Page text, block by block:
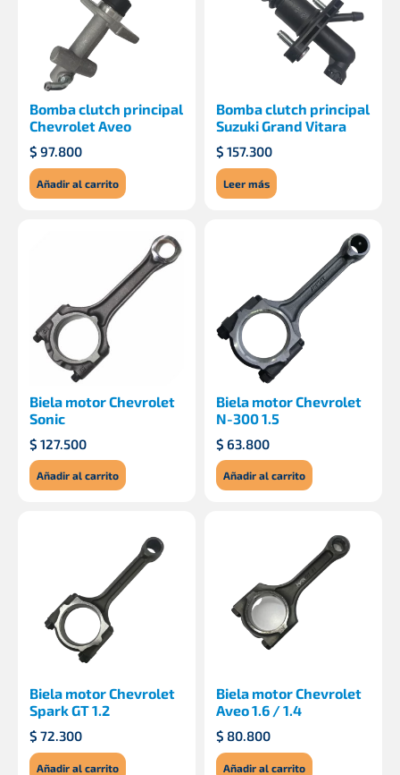
Bomba clutch principal
Chevrolet Aveo
$ 97.800
Añadir al carrito
Bomba clutch principal
Suzuki Grand Vitara
$ 157.300
Leer más
Biela motor Chevrolet
Sonic
$ 127.500
Añadir al carrito
Biela motor Chevrolet
N-300 1.5
$ 63.800
Añadir al carrito
Biela motor Chevrolet
Spark GT 1.2
$ 72.300
Añadir al carrito
Biela motor Chevrolet
Aveo 1.6 / 1.4
$ 80.800
Añadir al carrito